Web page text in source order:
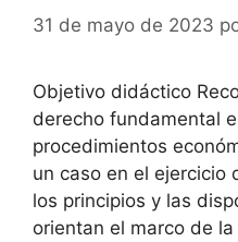
31 de mayo de 2023
Objetivo didáctico
derecho fundamental
procedimientos
un caso en el ejercicio
los principios y las
orientan el marco de